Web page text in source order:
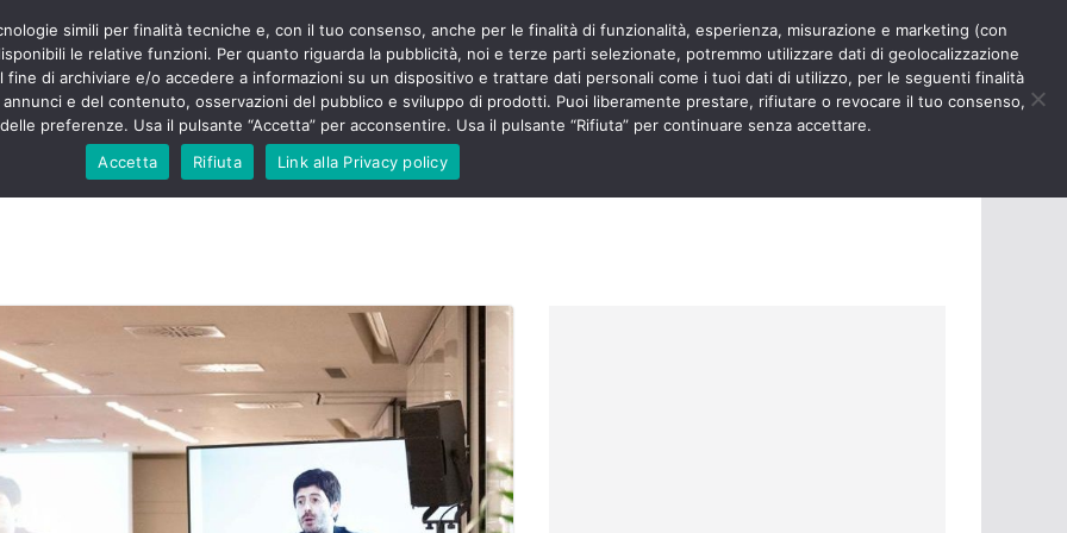
sono
senza
aggressioni
“tagli e
proclamato lo
Nursing Up contro
soccorso e
Up:
anche
POLITICA STUDENTI SALUTE COMUNICATI CURIOSITÀ NURSE TIMES
simili per finalità tecniche e, con il tuo consenso, anche per le finalità di funzionalità, esperienza, misurazione e marketing (con
le relative funzioni. Per quanto riguarda la pubblicità, noi e terze parti selezionate, potremmo utilizzare dati di geolocalizzazione
fine di archiviare e/o accedere a informazioni su un dispositivo e trattare dati personali come i tuoi dati di utilizzo, per le seguenti finalità
e del contenuto, osservazioni del pubblico e sviluppo di prodotti. Puoi liberamente prestare, rifiutare o revocare il tuo consenso,
preferenze. Usa il pulsante “Accetta” per acconsentire. Usa il pulsante “Rifiuta” per continuare senza accettare.
Accetta
Rifiuta Link alla Privacy policy